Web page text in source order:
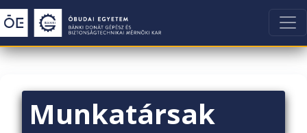
Munkatársak